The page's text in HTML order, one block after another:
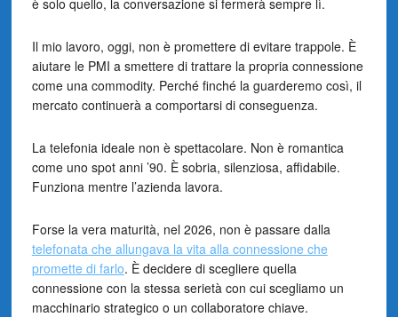
Il mio lavoro, oggi, non è promettere di evitare trappole. È
aiutare le PMI a smettere di trattare la propria connessione
come una commodity. Perché finché la guarderemo così, il
mercato continuerà a comportarsi di conseguenza.
La telefonia ideale non è spettacolare. Non è romantica
come uno spot anni ’90. È sobria, silenziosa, affidabile.
Funziona mentre l’azienda lavora.
Forse la vera maturità, nel 2026, non è passare dalla
telefonata che allungava la vita alla connessione che
promette di farlo. È decidere di scegliere quella
connessione con la stessa serietà con cui scegliamo un
macchinario strategico o un collaboratore chiave.